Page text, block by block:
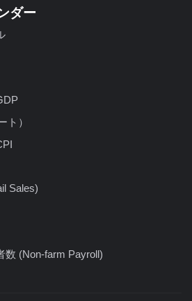
ダー
ト）
Sales)
数 (Non-farm Payroll)